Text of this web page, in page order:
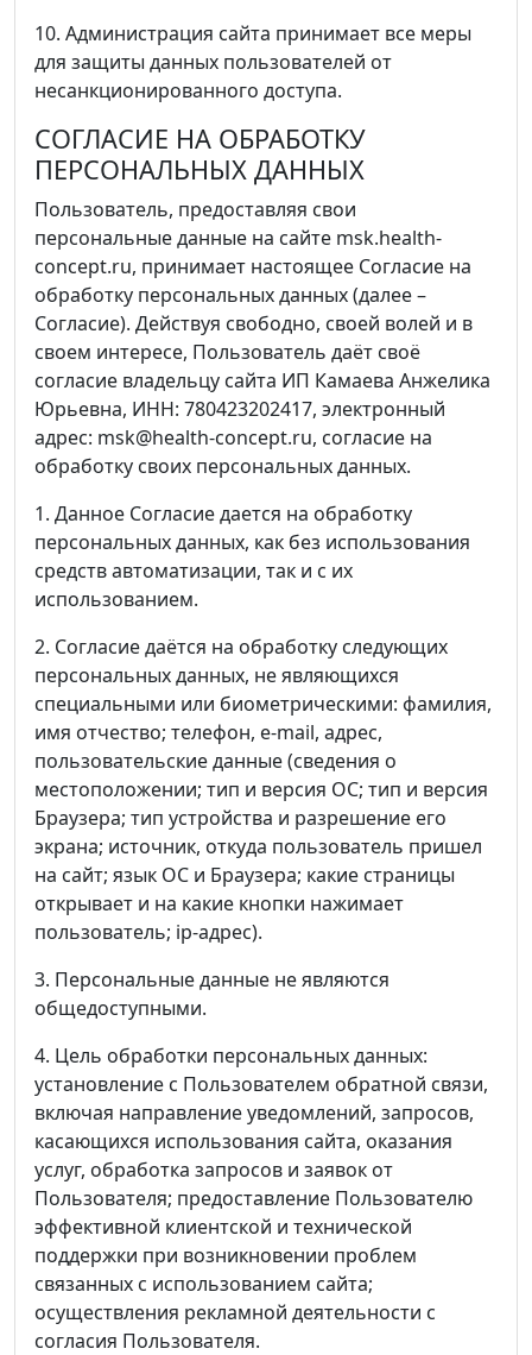
10. Администрация сайта принимает все меры
для защиты данных пользователей от
несанкционированного доступа.
СОГЛАСИЕ НА ОБРАБОТКУ
ПЕРСОНАЛЬНЫХ ДАННЫХ
Пользователь, предоставляя свои
персональные данные на сайте msk.health-
concept.ru, принимает настоящее Согласие на
обработку персональных данных (далее –
Согласие). Действуя свободно, своей волей и в
своем интересе, Пользователь даёт своё
согласие владельцу сайта ИП Камаева Анжелика
Юрьевна, ИНН: 780423202417, электронный
адрес: msk@health-concept.ru, согласие на
обработку своих персональных данных.
1. Данное Согласие дается на обработку
персональных данных, как без использования
средств автоматизации, так и с их
использованием.
2. Согласие даётся на обработку следующих
персональных данных, не являющихся
специальными или биометрическими: фамилия,
имя отчество; телефон, e-mail, адрес,
пользовательские данные (сведения о
местоположении; тип и версия ОС; тип и версия
Браузера; тип устройства и разрешение его
экрана; источник, откуда пользователь пришел
на сайт; язык ОС и Браузера; какие страницы
открывает и на какие кнопки нажимает
пользователь; ip-адрес).
3. Персональные данные не являются
общедоступными.
4. Цель обработки персональных данных:
установление с Пользователем обратной связи,
включая направление уведомлений, запросов,
касающихся использования сайта, оказания
услуг, обработка запросов и заявок от
Пользователя; предоставление Пользователю
эффективной клиентской и технической
поддержки при возникновении проблем
связанных с использованием сайта;
осуществления рекламной деятельности с
согласия Пользователя.